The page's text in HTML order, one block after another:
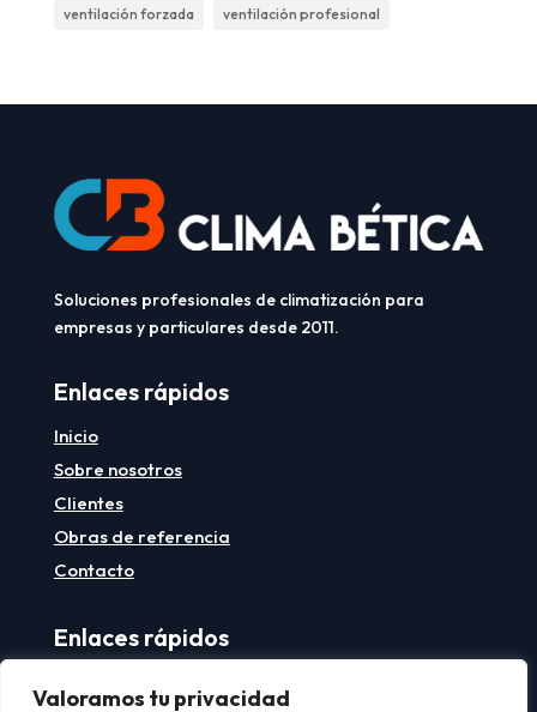
Valoramos tu privacidad
ventilación forzada ventilación profesional
Soluciones profesionales de climatización para
empresas y particulares desde 2011.
Enlaces rápidos
Inicio
Sobre nosotros
Clientes
Obras de referencia
Contacto
Enlaces rápidos